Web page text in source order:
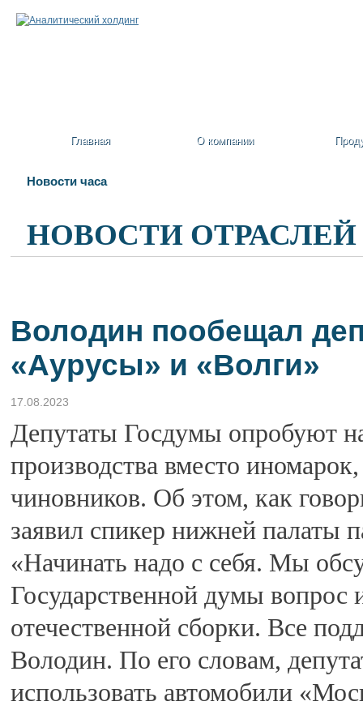
Главная О компании
Новости часа
НОВОСТИ ОТРАСЛЕЙ
Володин пообещал
«Аурусы» и «Волги»
17.08.2023
Депутаты Госдумы опробуют
производства вместо
чиновников. Об этом, как
заявил спикер нижней палаты
«Начинать надо с себя. Мы
Государственной думы вопрос
отечественной сборки. Все
Володин. По его словам,
использовать автомобили